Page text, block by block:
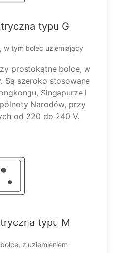
typu G
w tym bolec uziemiający
prostokątne bolce, w
Są szeroko stosowane
Singapurze i
Narodów, przy
od 220 do 240 V.
typu M
z uziemieniem